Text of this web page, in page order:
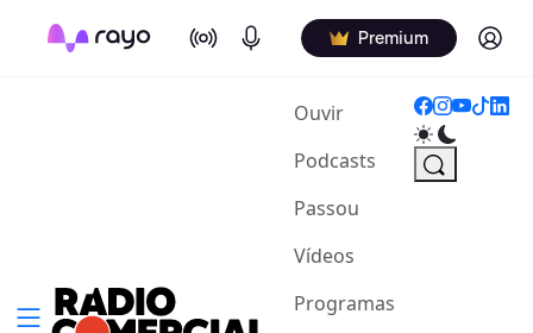
On Air Podcasts Premium Log in
Ouvir(current)
Podcasts
Passou
Vídeos
Programas